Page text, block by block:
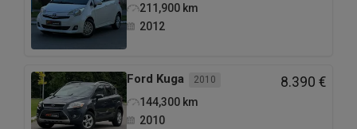
211,900 km
2012
Ford Kuga 2010 8.390 €
144,300 km
2010